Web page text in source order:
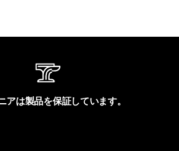
アは製品を保証しています。